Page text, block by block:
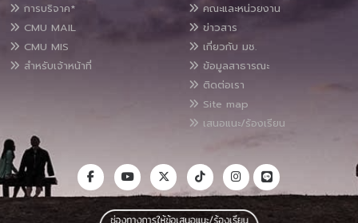
การบริจาค*
CMU MAIL
CMU MIS
สำหรับเจ้าหน้าที่
คณะและหน่วยงาน
ข่าวสาร
เกี่ยวกับ มช.
ข้อมูลสาธารณะ
ติดต่อเรา
Site map
เสนอแนะ/ร้องเรียน